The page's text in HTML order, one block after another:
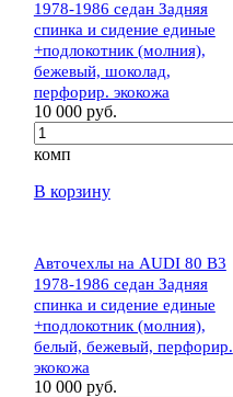
1978-1986 седан Задняя
спинка и сидение единые
+подлокотник (молния),
бежевый, шоколад,
перфорир. экокожа
10 000 руб.
комп
В корзину
Авточехлы на AUDI 80 В3
1978-1986 седан Задняя
спинка и сидение единые
+подлокотник (молния),
белый, бежевый, перфорир.
экокожа
10 000 руб.